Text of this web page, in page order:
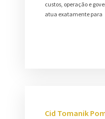
custos, operação e
atua exatamente para
Cid Tomanik